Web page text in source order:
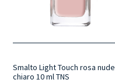
Smalto Light Touch rosa nude
chiaro 10 ml TNS